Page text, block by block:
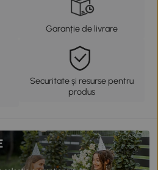
Garanție de livrare
Securitate și resurse pentru
produs